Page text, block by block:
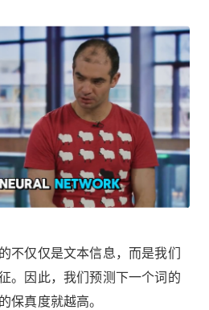
不仅仅是文本信息，而是我们
。因此，我们预测下一个词的
保真度就越高。